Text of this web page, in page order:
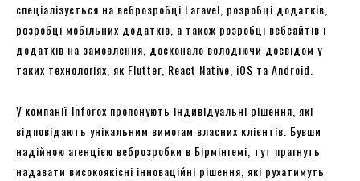
спеціалізується на веброзробці Laravel, розробці додатків,
розробці мобільних додатків, а також розробці вебсайтів і
додатків на замовлення, досконало володіючи досвідом у
таких технологіях, як Flutter, React Native, iOS та Android.
У компанії Inforox пропонують індивідуальні рішення, які
відповідають унікальним вимогам власних клієнтів. Бувши
надійною агенцією веброзробки в Бірмінгемі, тут прагнуть
надавати високоякісні інноваційні рішення, які рухатимуть